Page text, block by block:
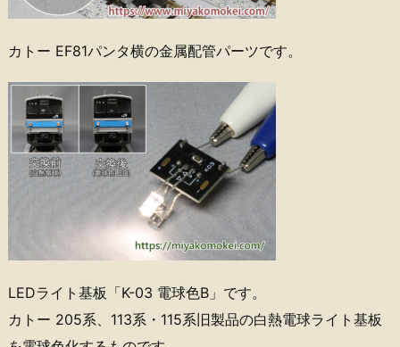
カトー EF81パンタ横の金属配管パーツです。
LEDライト基板「K-03 電球色B」です。
カトー 205系、113系・115系旧製品の白熱電球ライト基板